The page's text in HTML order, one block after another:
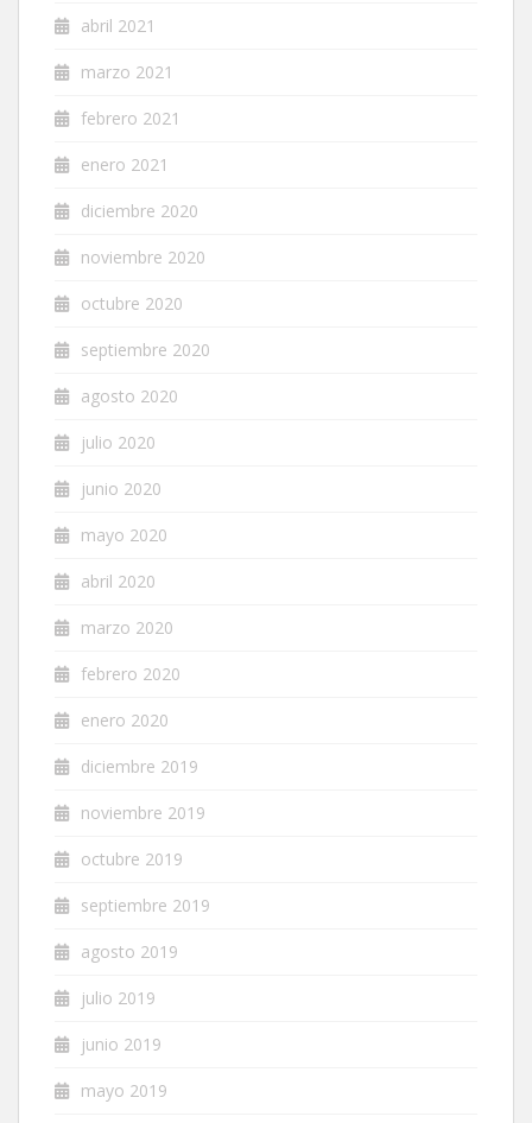
abril 2021
marzo 2021
febrero 2021
enero 2021
diciembre 2020
noviembre 2020
octubre 2020
septiembre 2020
agosto 2020
julio 2020
junio 2020
mayo 2020
abril 2020
marzo 2020
febrero 2020
enero 2020
diciembre 2019
noviembre 2019
octubre 2019
septiembre 2019
agosto 2019
julio 2019
junio 2019
mayo 2019